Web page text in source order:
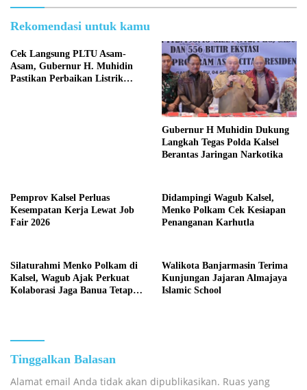
Rekomendasi untuk kamu
Cek Langsung PLTU Asam-
Asam, Gubernur H. Muhidin
Pastikan Perbaikan Listrik
Gubernur H Muhidin Dukung
Langkah Tegas Polda Kalsel
Berantas Jaringan Narkotika
Pemprov Kalsel Perluas
Kesempatan Kerja Lewat Job
Fair 2026
Didampingi Wagub Kalsel,
Menko Polkam Cek Kesiapan
Penanganan Karhutla
Silaturahmi Menko Polkam di
Kalsel, Wagub Ajak Perkuat
Kolaborasi Jaga Banua Tetap
Walikota Banjarmasin Terima
Kunjungan Jajaran Almajaya
Islamic School
Tinggalkan Balasan
Alamat email Anda tidak akan dipublikasikan. Ruas yang